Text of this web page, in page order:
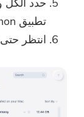
تطبيق Python وجميع الملفات المرتبطة به.
انتظر حتى